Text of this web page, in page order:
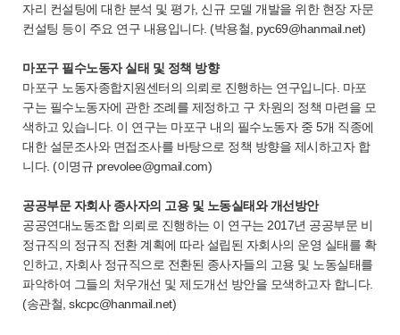
자리 컨설팅에 대한 분석 및 평가, 신규 모델 개발을 위한 현장 자문
컨설팅 등이 주요 연구 내용입니다. (박용철, pyc69@hanmail.net)
마포구 필수노동자 실태 및 정책 방향
마포구 노동자종합지원센터의 의뢰로 진행하는 연구입니다. 마포
구는 필수노동자에 관한 조례를 제정하고 구 차원의 정책 마련을 모
색하고 있습니다. 이 연구는 마포구 내의 필수노동자 중 5개 직종에
대한 설문조사와 면접조사를 바탕으로 정책 방향을 제시하고자 합
니다. (이명규 prevolee@gmail.com)
공공부문 자회사 종사자의 고용 및 노동실태와 개선방안
공공연대노동조합 의뢰로 진행하는 이 연구는 2017년 공공부문 비
정규직의 정규직 전환 계획에 따라 설립된 자회사의 운영 실태를 확
인하고, 자회사 정규직으로 전환된 종사자들의 고용 및 노동실태를
파악하여 그들의 처우개선 및 제도개선 방안을 모색하고자 합니다.
(송관철, skcpc@hanmail.net)